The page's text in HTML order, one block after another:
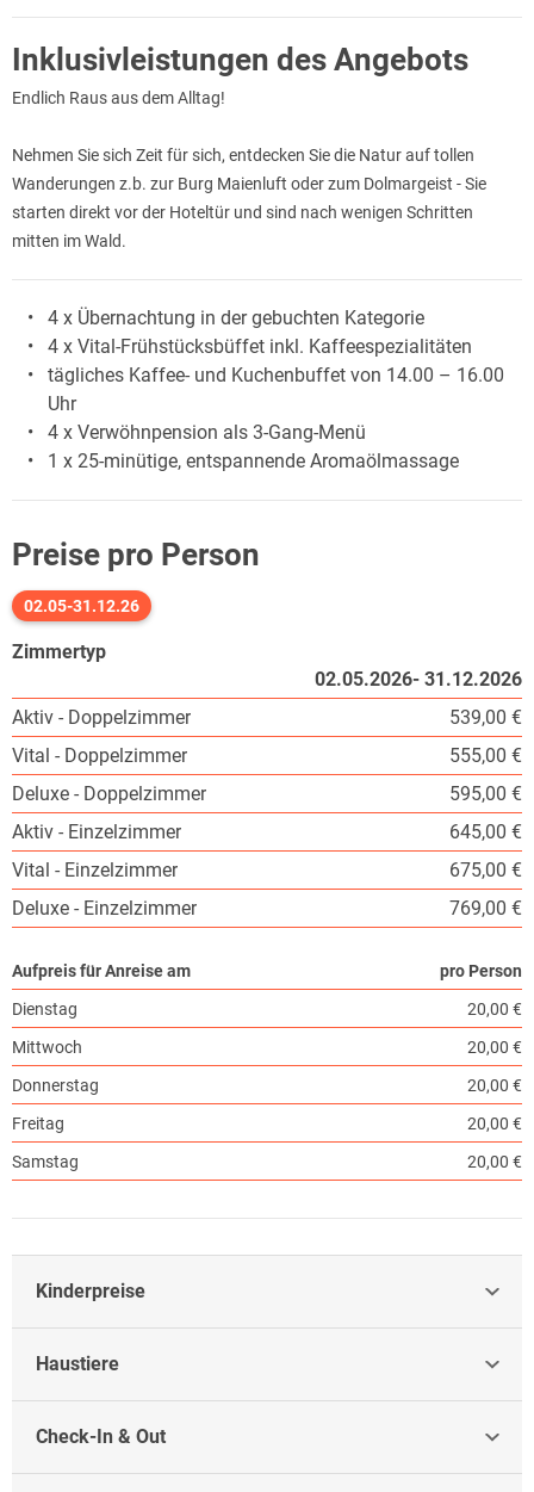
Inklusivleistungen des Angebots
Endlich Raus aus dem Alltag!
Nehmen Sie sich Zeit für sich, entdecken Sie die Natur auf tollen
Wanderungen z.b. zur Burg Maienluft oder zum Dolmargeist - Sie
starten direkt vor der Hoteltür und sind nach wenigen Schritten
mitten im Wald.
4 x Übernachtung in der gebuchten Kategorie
4 x Vital-Frühstücksbüffet inkl. Kaffeespezialitäten
tägliches Kaffee- und Kuchenbuffet von 14.00 – 16.00
Uhr
4 x Verwöhnpension als 3-Gang-Menü
1 x 25-minütige, entspannende Aromaölmassage
Preise pro Person
02.05-31.12.26
Zimmertyp
Aktiv - Doppelzimmer
Vital - Doppelzimmer
Deluxe - Doppelzimmer
Aktiv - Einzelzimmer
Vital - Einzelzimmer
Deluxe - Einzelzimmer
02.05.2026- 31.12.2026
539,00 €
555,00 €
595,00 €
645,00 €
675,00 €
769,00 €
Aufpreis für Anreise am
pro Person
Dienstag
20,00 €
Mittwoch
20,00 €
Donnerstag
20,00 €
Freitag
20,00 €
Samstag
20,00 €
Kinderpreise
Haustiere
Check-In & Out